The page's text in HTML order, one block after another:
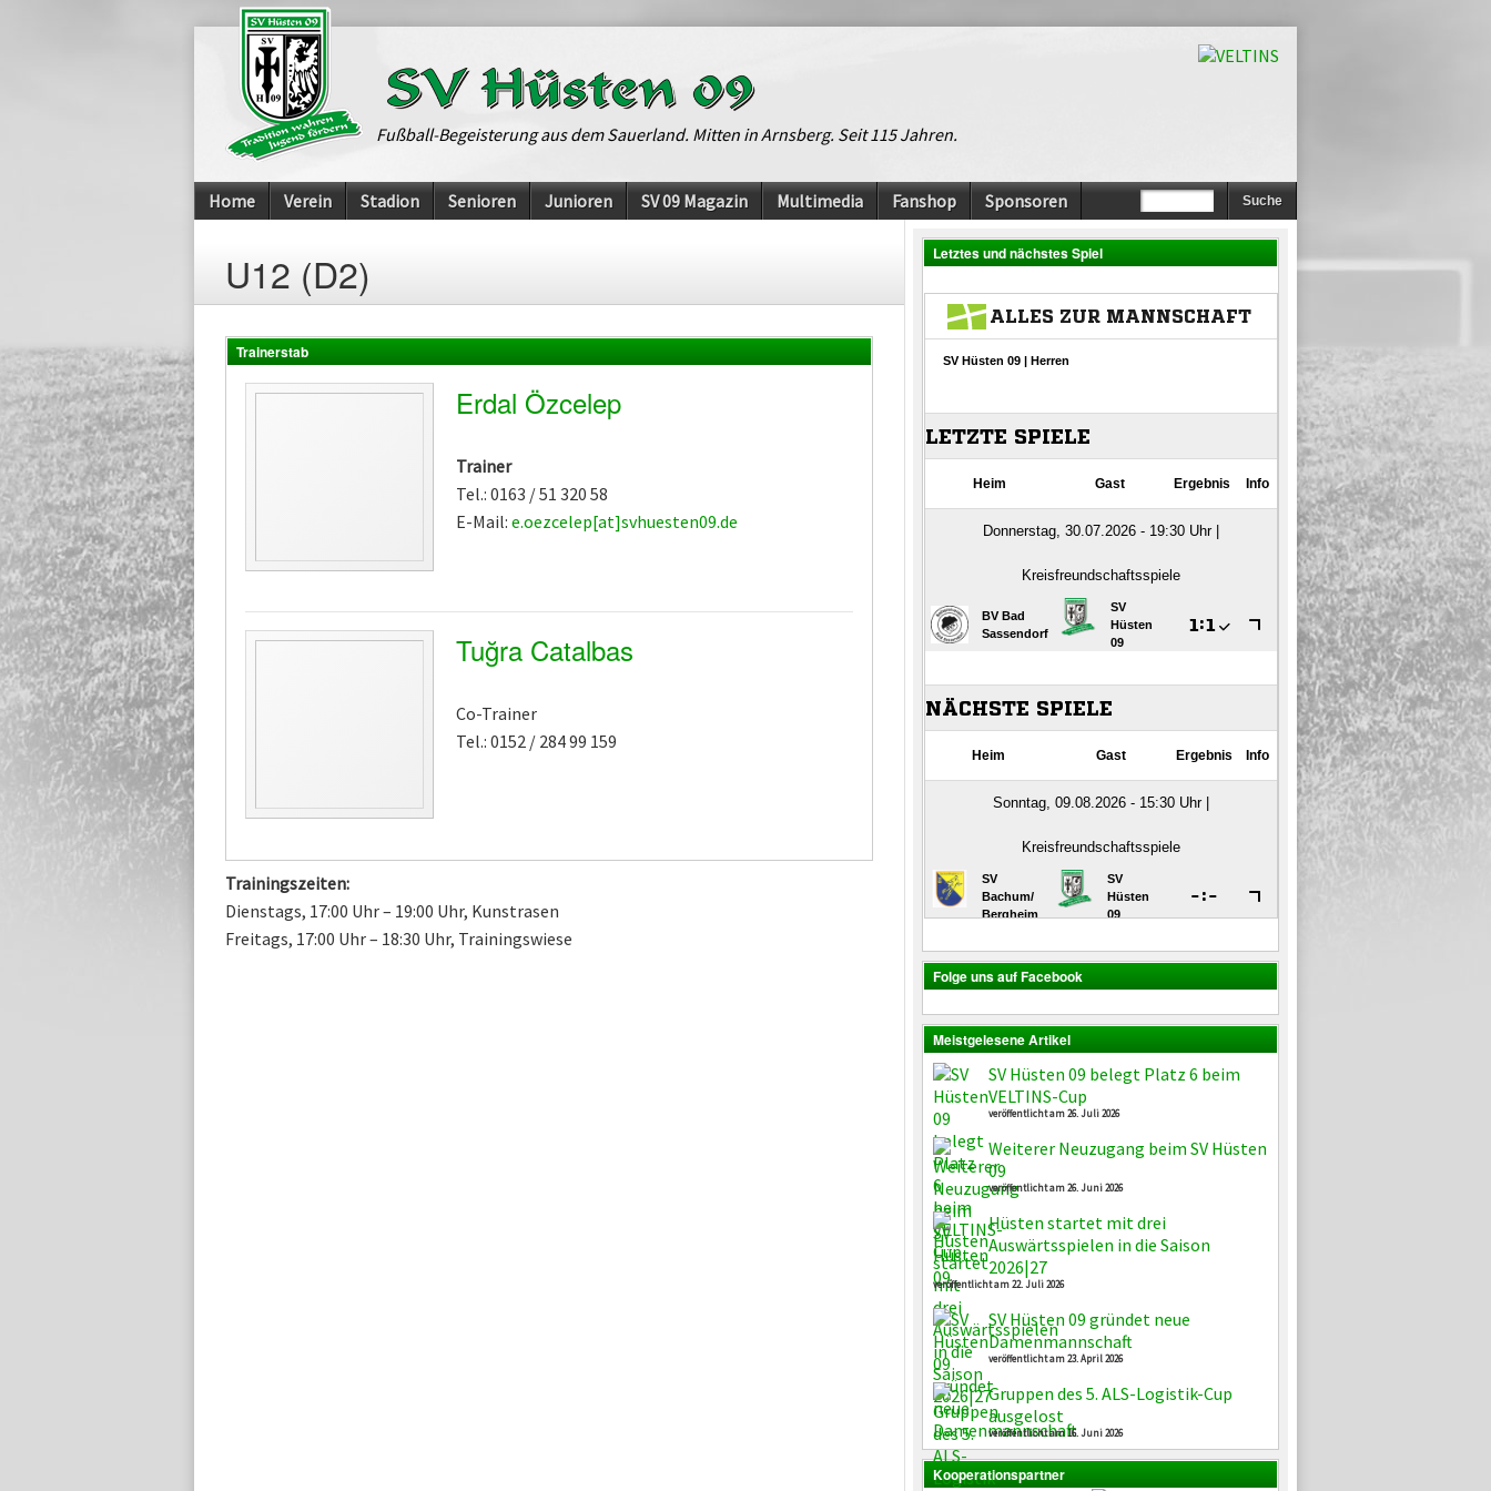
Fußball-Begeisterung aus dem Sauerland. Mitten in Arnsberg. Seit 115 Jahren.
Home Verein Stadion Senioren Junioren SV 09 Magazin Multimedia Fanshop Sponsoren
U12 (D2)
Trainerstab
Erdal Özcelep
Trainer
Tel.: 0163 / 51 320 58
E-Mail: e.oezcelep[at]svhuesten09.de
Tuğra Catalbas
Co-Trainer
Tel.: 0152 / 284 99 159
Trainingszeiten:
Dienstags, 17:00 Uhr – 19:00 Uhr, Kunstrasen
Freitags, 17:00 Uhr – 18:30 Uhr, Trainingswiese
Letztes und nächstes Spiel
Folge uns auf Facebook
Meistgelesene Artikel
SV Hüsten 09 belegt Platz 6 beim
VELTINS-Cup
veröffentlicht am 26. Juli 2026
Weiterer Neuzugang beim SV Hüsten
09
veröffentlicht am 26. Juni 2026
Hüsten startet mit drei
Auswärtsspielen in die Saison
2026|27
veröffentlicht am 22. Juli 2026
SV Hüsten 09 gründet neue
Damenmannschaft
veröffentlicht am 23. April 2026
Gruppen des 5. ALS-Logistik-Cup
ausgelost
veröffentlicht am 16. Juni 2026
Kooperationspartner